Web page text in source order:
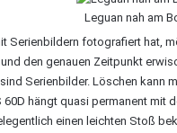
Leguan nah am
Serienbildern fotografiert hat,
den genauen Zeitpunkt
Serienbilder. Löschen kann
60D hängt quasi permanent mit
einen leichten Stoß